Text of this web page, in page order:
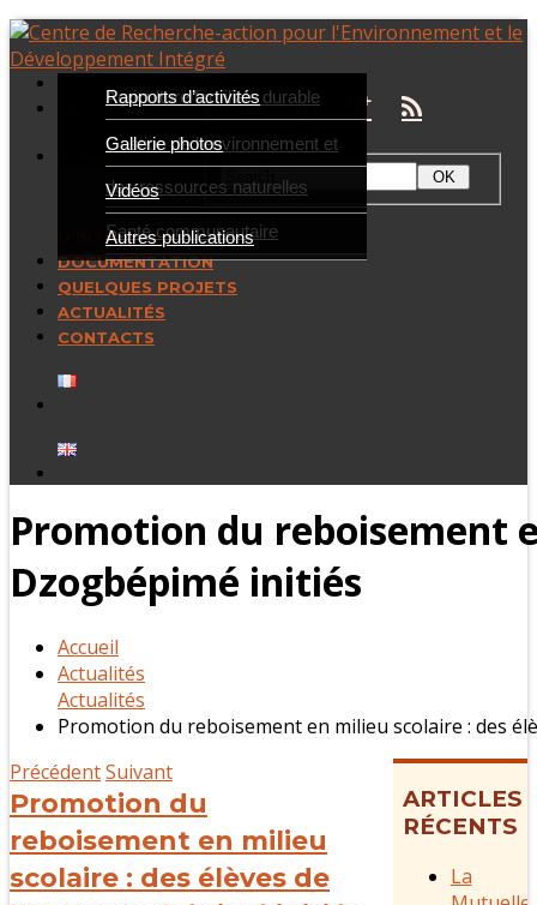
QUI SOMMES-
Présentation
Partenaires
DOMAINES
D’INTERVENTION
Agriculture familiale durable
Gestion de l’environnement et
des ressources naturelles
Santé communautaire
DOCUMENTATION
Rapports d’activités
Gallerie photos
Vidéos
Autres publications
QUELQUES PROJETS
ACTUALITÉS
CONTACTS
Promotion du reboisement
Dzogbépimé initiés
Accueil
Actualités
Actualités
Promotion du reboisement en milieu scolaire : des
PrécédentSuivant
Promotion du
reboisement en milieu
scolaire : des élèves de
ARTICLES
RÉCENTS
La